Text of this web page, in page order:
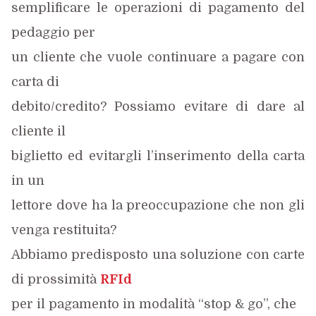
semplificare le operazioni di pagamento del
pedaggio per
un cliente che vuole continuare a pagare con
carta di
debito/credito? Possiamo evitare di dare al
cliente il
biglietto ed evitargli l’inserimento della carta
in un
lettore dove ha la preoccupazione che non gli
venga restituita?
Abbiamo predisposto una soluzione con carte
di prossimità RFId
per il pagamento in modalità “stop & go”, che